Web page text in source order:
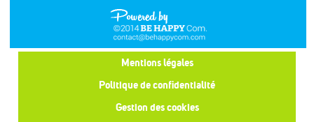
Mentions légales
Politique de confidentialité
Gestion des cookies